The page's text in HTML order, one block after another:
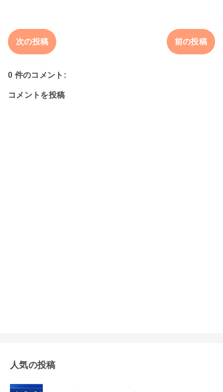
次の投稿 前の投稿
0 件のコメント:
コメントを投稿
人気の投稿